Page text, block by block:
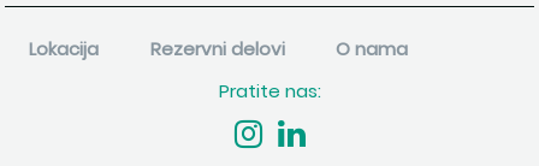
Lokacija Rezervni delovi
O nama
Pratite nas: